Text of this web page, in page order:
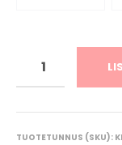
TUOTETUNNUS (SKU):